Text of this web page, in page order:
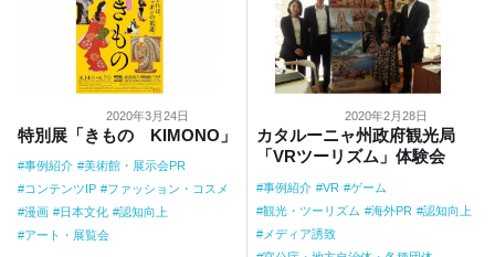
2020年3月24日
特別展「きもの KIMONO」
事例紹介
美術館・展示会PR
コンテンツIP
ファッション・コスメ
漫画
日本文化
認知向上
アート・展覧会
2020年2月28日
カタルーニャ州政府観光局
「VRツーリズム」体験会
事例紹介 VR
ゲーム
観光・ツーリズム
海外PR
認知向上
メディア誘致